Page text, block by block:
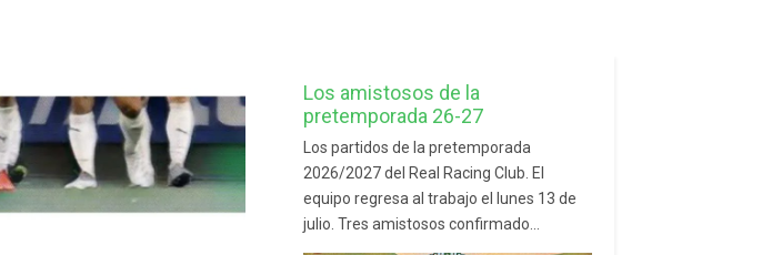
Los amistosos de la
pretemporada 26-27
Los partidos de la pretemporada
2026/2027 del Real Racing Club. El
equipo regresa al trabajo el lunes 13 de
julio. Tres amistosos confirmado...